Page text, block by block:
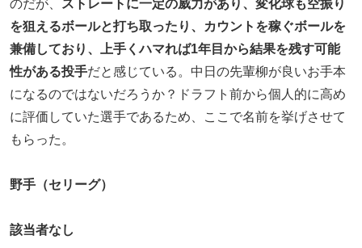
のだが、
ストレートに一定の威力があり、変化球も空振り
を狙えるボールと打ち取ったり、カウントを稼ぐボールを
兼備しており、上手くハマれば1年目から結果を残す可能
性がある投手だと感じている。中日の先輩柳が良いお手本
になるのではないだろうか？ドラフト前から個人的に高め
に評価していた選手であるため、ここで名前を挙げさせて
もらった。
野手（セリーグ）
該当者なし